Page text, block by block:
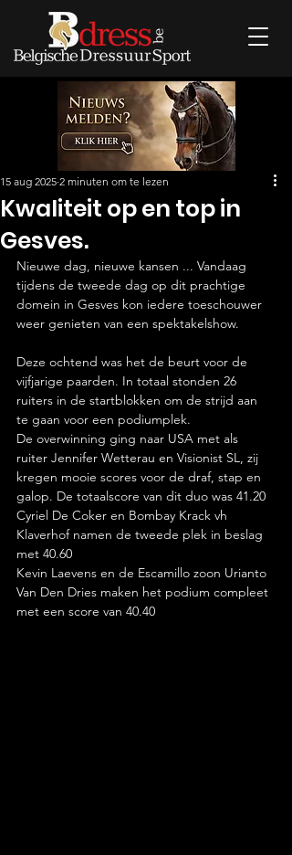
Kwaliteit op en top in
Gesves.
15 aug 2025 2 minuten om te lezen
Nieuwe dag, nieuwe kansen ... Vandaag
tijdens de tweede dag op dit prachtige
domein in Gesves kon iedere toeschouwer
weer genieten van een spektakelshow.
Deze ochtend was het de beurt voor de
vijfjarige paarden. In totaal stonden 26
ruiters in de startblokken om de strijd aan
te gaan voor een podiumplek.
De overwinning ging naar USA met als
ruiter Jennifer Wetterau en Visionist SL, zij
kregen mooie scores voor de draf, stap en
galop. De totaalscore van dit duo was 41.20
Cyriel De Coker en Bombay Krack vh
Klaverhof namen de tweede plek in beslag
met 40.60
Kevin Laevens en de Escamillo zoon Urianto
Van Den Dries maken het podium compleet
met een score van 40.40